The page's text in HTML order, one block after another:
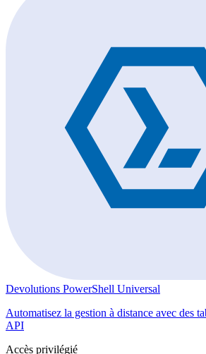
Devolutions PowerShell Universal
Automatisez la gestion à distance avec des
API
Accès privilégié